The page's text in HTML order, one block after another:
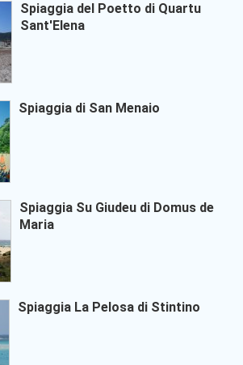
Spiaggia del Poetto di Quartu
Sant'Elena
Spiaggia di San Menaio
Spiaggia Su Giudeu di Domus de
Maria
Spiaggia La Pelosa di Stintino